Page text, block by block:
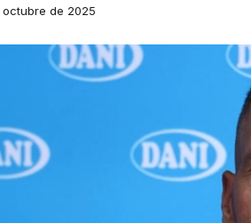
octubre de 2025